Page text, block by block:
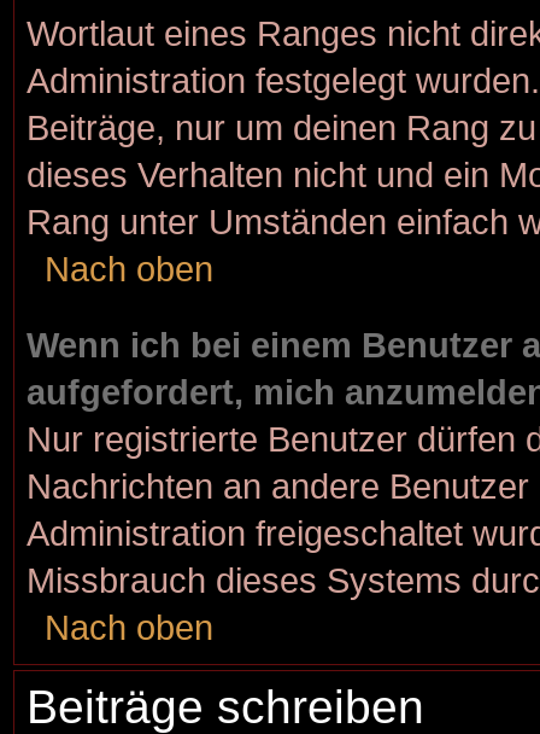
Wortlaut eines Ranges nicht
Administration festgelegt
Beiträge, nur um deinen Rang
dieses Verhalten nicht und ein
Rang unter Umständen einfach
Nach oben
Wenn ich bei einem Benutzer
aufgefordert, mich
Nur registrierte Benutzer dürfen
Nachrichten an andere
Administration freigeschaltet
Missbrauch dieses Systems
Nach oben
Beiträge schreiben